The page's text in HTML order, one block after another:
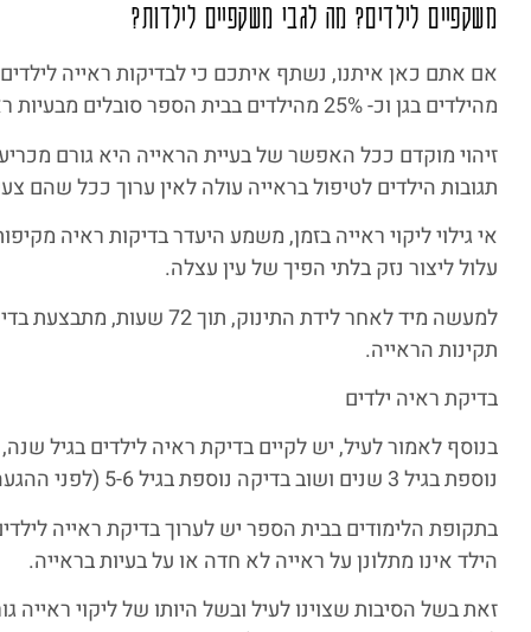
משקפיים לילדים? מה לגבי משקפיים לילדות?
מהילדים בגן וכ- 25% מהילדים בבית הספר סובלים מבעיות ראייה וזקוקים להתאמת משקפיים לילדים.
זיהוי מוקדם ככל האפשר של בעיית הראייה היא גורם
תגובות הילדים לטיפול בראייה עולה לאין ערוך ככל שהם
עלול ליצור נזק בלתי הפיך של עין עצלה.
למעשה מיד לאחר לידת
תקינות הראייה.
בדיקת ראיה ילדים
בנוסף לאמור לעיל, יש לקיים בדיקת ראיה לילדים בגיל
נוספת בגיל 3 שנים ושוב בדיקה נוספת בגיל 5-6 (לפני ההגעה לכיתה א’).
בתקופת הלימודים בבית הספר יש לערוך בדיקת ראייה
הילד אינו מתלונן על ראייה לא חדה או על בעיות בראייה.
זאת בשל הסיבות שצוינו לעיל ובשל היותו של ליקוי ראייה